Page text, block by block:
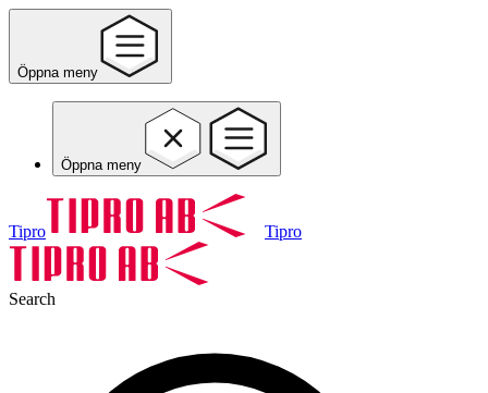
Öppna meny
Öppna meny
Tipro Tipro
Search